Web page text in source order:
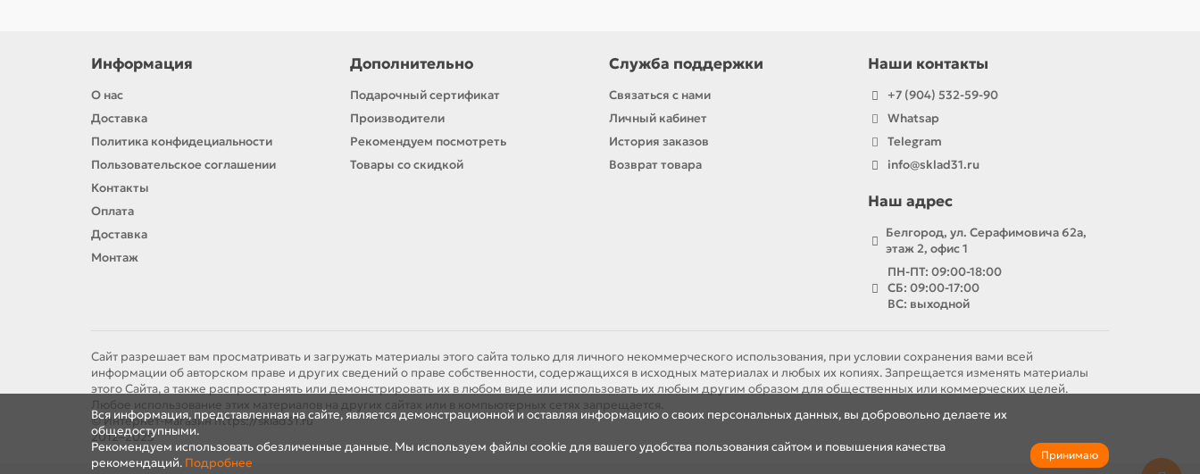
Вся информация, представленная на сайте, является демонстрационной и оставляя информацию о своих персональных данных, вы добровольно делаете их
общедоступными.
Рекомендуем использовать обезличенные данные. Мы используем файлы cookie для вашего удобства пользования сайтом и повышения качества
рекомендаций. Подробнее
Принимаю
Информация
О нас
Доставка
Политика конфидециальности
Пользовательское соглашении
Контакты
Оплата
Доставка
Монтаж
Дополнительно
Подарочный сертификат
Производители
Рекомендуем посмотреть
Товары со скидкой
Служба поддержки
Связаться с нами
Личный кабинет
История заказов
Возврат товара
Наши контакты
+7 (904) 532-59-90
Whatsap
Telegram
info@sklad31.ru
Наш адрес
Белгород, ул. Серафимовича 62а,
этаж 2, офис 1
ПН-ПТ: 09:00-18:00
СБ: 09:00-17:00
ВС: выходной
Сайт разрешает вам просматривать и загружать материалы этого сайта только для личного некоммерческого использования, при условии сохранения вами всей
информации об авторском праве и других сведений о праве собственности, содержащихся в исходных материалах и любых их копиях. Запрещается изменять материалы
этого Сайта, а также распространять или демонстрировать их в любом виде или использовать их любым другим образом для общественных или коммерческих целей.
Любое использование этих материалов на других сайтах или в компьютерных сетях запрещается.
© Интернет-магазин https://sklad31.ru
2012–2025